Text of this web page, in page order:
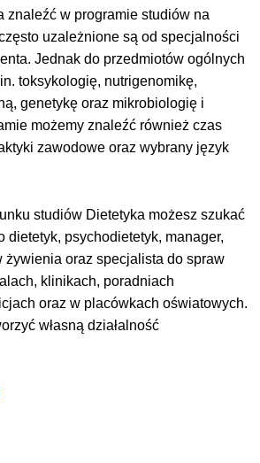
znaleźć w programie studiów na
uzależnione są od specjalności
Jednak do przedmiotów ogólnych
toksykologię, nutrigenomikę,
genetykę oraz mikrobiologię i
możemy znaleźć również czas
zawodowe oraz wybrany język
studiów Dietetyka możesz szukać
dietetyk, psychodietetyk, manager,
żywienia oraz specjalista do spraw
klinikach, poradniach
oraz w placówkach oświatowych.
własną działalność